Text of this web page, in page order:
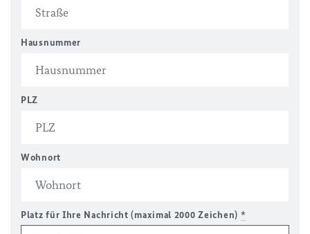
Hausnummer
PLZ
Wohnort
Platz für Ihre Nachricht (maximal 2000 Zeichen) *